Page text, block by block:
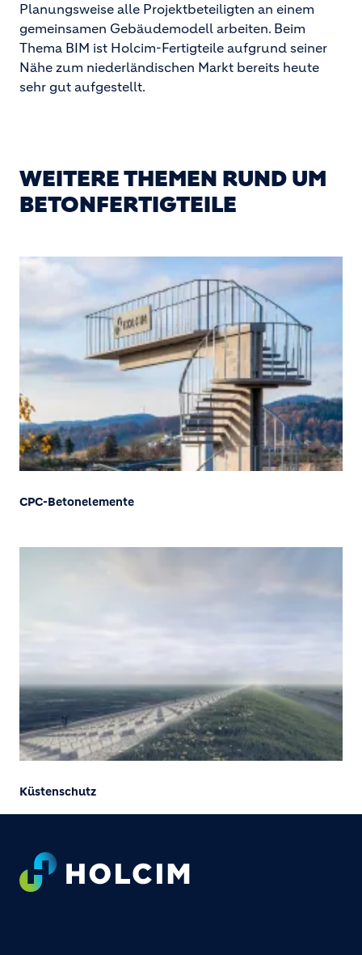
Planungsweise alle Projektbeteiligten an einem
gemeinsamen Gebäudemodell arbeiten. Beim
Thema BIM ist Holcim-Fertigteile aufgrund seiner
Nähe zum niederländischen Markt bereits heute
sehr gut aufgestellt.
WEITERE THEMEN RUND UM
BETONFERTIGTEILE
CPC-Betonelemente
Küstenschutz
Footer